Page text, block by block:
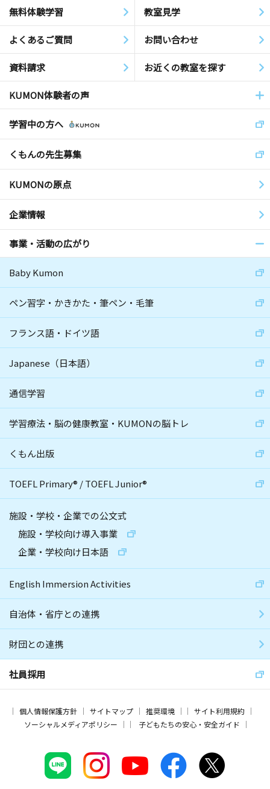
無料体験学習 教室見学
よくあるご質問 お問い合わせ
資料請求 お近くの教室を探す
KUMON体験者の声
学習中の方へ
くもんの先生募集
KUMONの原点
企業情報
事業・活動の広がり
Baby Kumon
ペン習字・かきかた・筆ペン・毛筆
フランス語・ドイツ語
Japanese（日本語）
通信学習
学習療法・脳の健康教室・KUMONの脳トレ
くもん出版
TOEFL Primary® /TOEFL Junior®
施設・学校・企業での公文式
施設・学校向け導入事業
企業・学校向け日本語
English Immersion Activities
自治体・省庁との連携
財団との連携
社員採用
個人情報保護方針 サイトマップ 推奨環境
サイト利用規約
ソーシャルメディアポリシー
子どもたちの安心・安全ガイド